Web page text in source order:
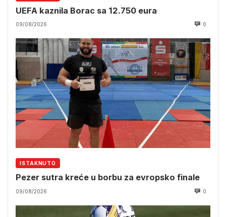
UEFA kaznila Borac sa 12.750 eura
09/08/2026 0
ISTAKNUTO
Pezer sutra kreće u borbu za evropsko finale
09/08/2026 0